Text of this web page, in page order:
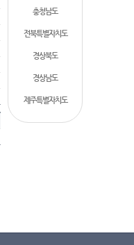
충청남도
전북특별자치도
경상북도
경상남도
제주특별자치도